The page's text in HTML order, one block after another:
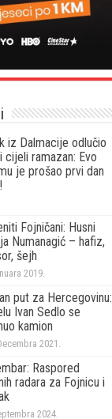
iz Dalmacije odlučio
cijeli ramazan: Evo
je prošao prvi dan
Fojničani: Husni
Numanagić – hafiz,
šejh
2019.
put za Hercegovinu:
Ivan Sedlo se
kamion
2021.
Raspored
radara za Fojnicu i
2024.